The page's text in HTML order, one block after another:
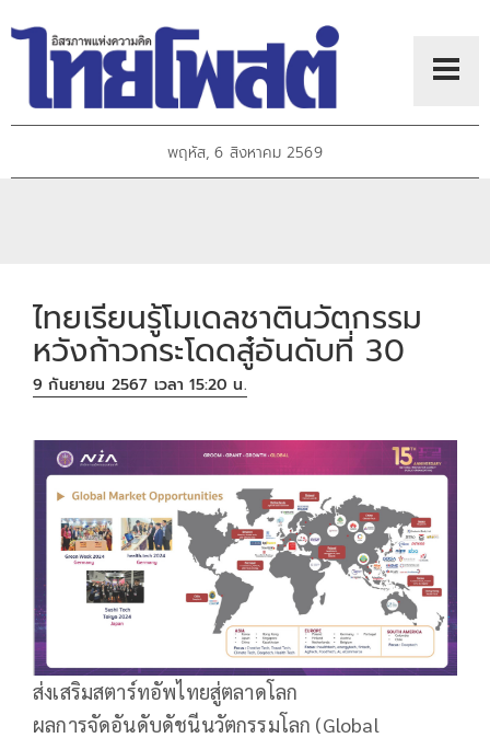
พฤหัส, 6 สิงหาคม 2569
ไทยเรียนรู้โมเดลชาตินวัตกรรม
หวังก้าวกระโดดสู๋อันดับที่ 30
9 กันยายน 2567 เวลา 15:20 น.
ส่งเสริมสตาร์ทอัพไทยสู่ตลาดโลก
ผลการจัดอันดับดัชนีนวัตกรรมโลก (Global